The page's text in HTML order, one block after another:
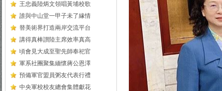
王忠義陸炳文領唱黃埔校歌
誰與中山堂一甲子未了緣情
替美術界打造兩岸交流平台
講得真棒讃陸主席效率真高
頃會見大成至聖先師奉祀官
軍系社團聚集緬懷蔣公恩澤
預備軍官盟員粥友代表行禮
中央軍校校友總會集體獻花